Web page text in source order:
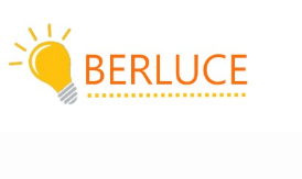
Inhalt
springen